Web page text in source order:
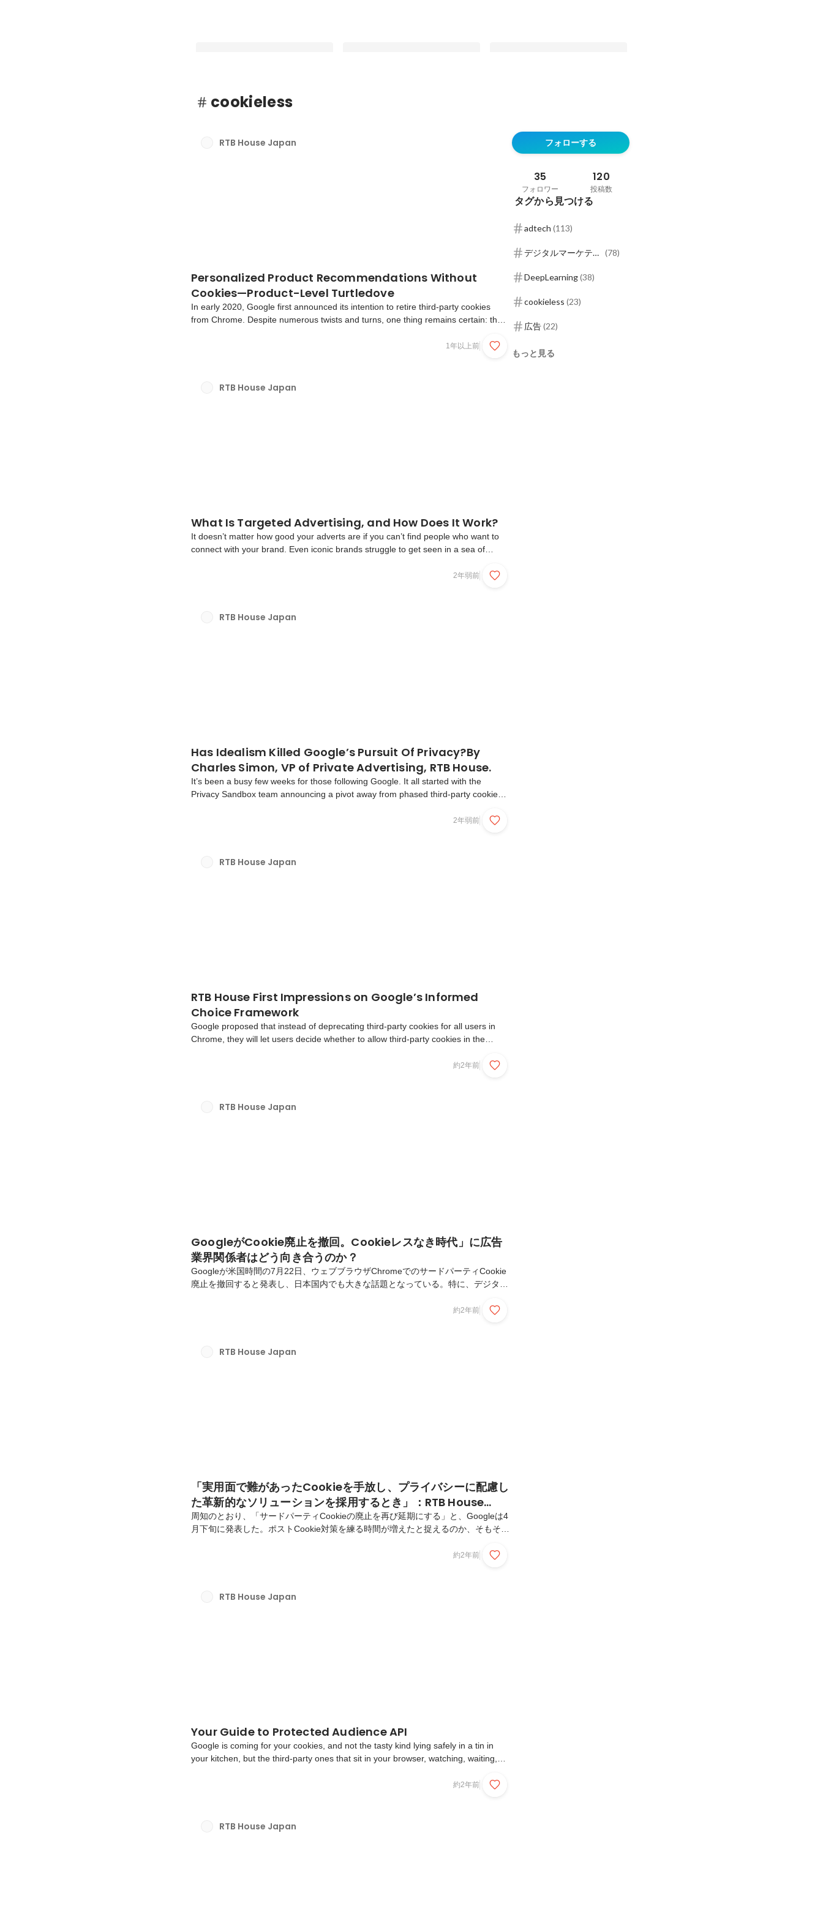
最新順で表示
what people want. Why this
matters for consumers and the
最新順で表示
cookieless
RTB House Japan
Personalized Product Recommendations Without
Cookies—Product-Level Turtledove
In early 2020, Google first announced its intention to retire third-party cookies
from Chrome. Despite numerous twists and turns, one thing remains certain: the
1年以上前
RTB House Japan
What Is Targeted Advertising, and How Does It Work?
It doesn’t matter how good your adverts are if you can’t find people who want to
connect with your brand. Even iconic brands struggle to get seen in a sea of
2年弱前
RTB House Japan
Has Idealism Killed Google’s Pursuit Of Privacy?By
Charles Simon, VP of Private Advertising, RTB House.
It’s been a busy few weeks for those following Google. It all started with the
Privacy Sandbox team announcing a pivot away from phased third-party cookie
have. By now, many hot takes on the Sandbox announcement have ...2年弱前
RTB House Japan
RTB House First Impressions on Google’s Informed
Choice Framework
Google proposed that instead of deprecating third-party cookies for all users in
Chrome, they will let users decide whether to allow third-party cookies in the
約2年前
RTB House Japan
GoogleがCookie廃止を撤回。Cookieレスなき時代」に広告
業界関係者はどう向き合うのか？
Googleが米国時間の7月22日、ウェブブラウザChromeでのサードパーティCookie
廃止を撤回すると発表し、日本国内でも大きな話題となっている。特に、デジタル
焦点となっていたことから、この決定がもたらす影響について多くの意見が交わさ
与える可能性があるとする一方、廃止後も、引き続きプライバシー保護やユーザー
約2年前
RTB House Japan
「実用面で難があったCookieを手放し、プライバシーに配慮し
た革新的なソリューションを採用するとき」：RTB House
Łukasz Włodarczyk 氏
周知のとおり、「サードパーティCookieの廃止を再び延期にする」と、Googleは4
月下旬に発表した。ポストCookie対策を練る時間が増えたと捉えるのか、そもそも
延期したとはいえ、将来的にCookieが廃止される未来は変わらない。これは、デジ
に見ているのか、DIGIDAY［日本版］ではソリューションベンダーに一問一答形式
約2年前
RTB House Japan
Your Guide to Protected Audience API
Google is coming for your cookies, and not the tasty kind lying safely in a tin in
your kitchen, but the third-party ones that sit in your browser, watching, waiting,
約2年前
RTB House Japan
フォローする
35
フォロワー
120
投稿数
タグから見つける
adtech (113)
デジタルマーケティ (78)
DeepLearning(38)
cookieless (23)
広告(22)
もっと見る